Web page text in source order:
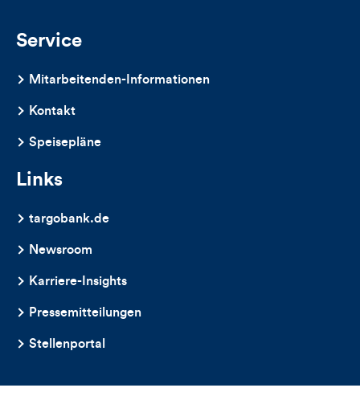
Service
Mitarbeitenden-Informationen
Kontakt
Speisepläne
Links
targobank.de
Newsroom
Karriere-Insights
Pressemitteilungen
Stellenportal